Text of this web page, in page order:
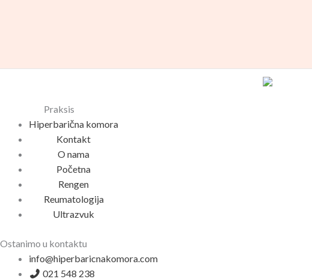
Praksis
Hiperbarična komora
Kontakt
O nama
Početna
Rengen
Reumatologija
Ultrazvuk
Ostanimo u kontaktu
info@hiperbaricnakomora.com
021 548 238